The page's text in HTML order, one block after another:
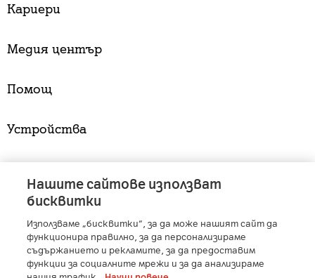
Кариери
Медия център
Помощ
Устройства
A1 Austria - A1 Croatia - A1 Serbia - A1 Belarus
A1 Bulgaria
- A1 Macedonia - A1 Slovenia
A1 Digital
- Member of A1 Group
Нашите сайтове използват
бисквитки
Използваме „бисквитки“, за да може нашият сайт да
функционира правилно, за да персонализираме
съдържанието и рекламите, за да предоставим
функции за социалните мрежи и за да анализираме